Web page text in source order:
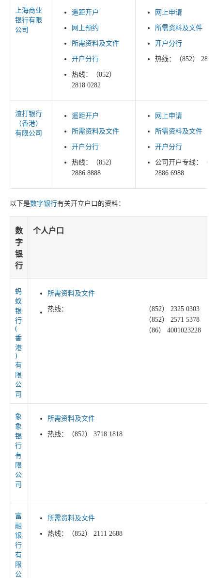
上海商业
银行有限
公司
遥距开户
网上预约
所需资料及文件
开户分行
热线：（852）
2818 0282
网上申请
所需资料及文件
开户分行
热线：（852） 2818
渣打银行
（香港）
有限公司
遥距开户
所需资料及文件
开户分行
热线：（852）
2886 8888
网上申请
所需资料及文件
开户分行
公司开户专线：（
2886 6988
以下是数字银行有关开立户口的资料：
数
字
银
行
个人户口
蚂
蚁
银
行
(
香
港
)
有
限
公
司
所需资料及文件
热线：
（852） 2325 0303
（852） 2571 5378
（86） 4001023228
象
象
银
行
有
限
公
司
所需资料及文件
热线：（852） 3718 1818
富
融
银
行
有
限
公
所需资料及文件
热线：（852） 2111 2688